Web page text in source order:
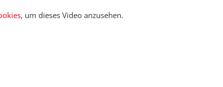
, um dieses Video anzusehen.